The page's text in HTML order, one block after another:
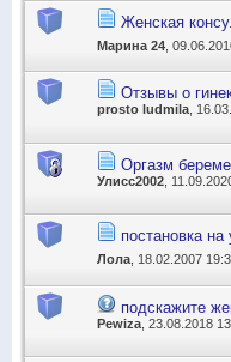
Женская
Марина 24 ,
Отзывы о
prosto ludmila,
Оргазм
Улисс2002 ,
постановка
Лола , 18.02.2007
подскажите
Pewiza , 23.08.2018